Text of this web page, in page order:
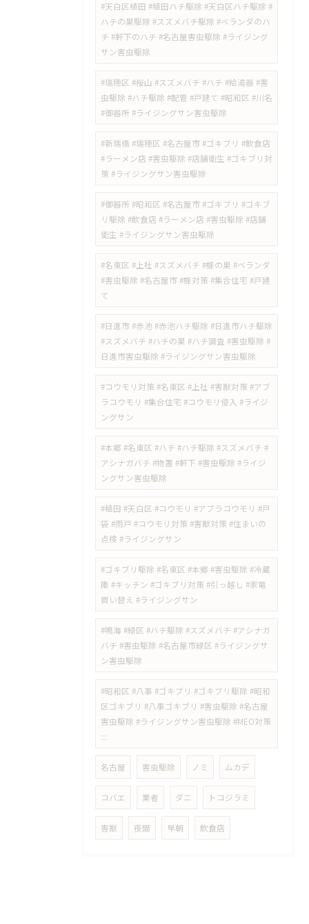
#天白区植田 #植田ハチ駆除 #天白区ハチ駆除 #
ハチの巣駆除 #スズメバチ駆除 #ベランダのハ
チ #軒下のハチ #名古屋害虫駆除 #ライジング
サン害虫駆除
#瑞穂区 #桜山 #スズメバチ #ハチ #給湯器 #害
虫駆除 #ハチ駆除 #配管 #戸建て #昭和区 #川名
#御器所 #ライジングサン害虫駆除
#新瑞橋 #瑞穂区 #名古屋市 #ゴキブリ #飲食店
#ラーメン店 #害虫駆除 #店舗衛生 #ゴキブリ対
策 #ライジングサン害虫駆除
#御器所 #昭和区 #名古屋市 #ゴキブリ #ゴキブ
リ駆除 #飲食店 #ラーメン店 #害虫駆除 #店舗
衛生 #ライジングサン害虫駆除
#名東区 #上社 #スズメバチ #蜂の巣 #ベランダ
#害虫駆除 #名古屋市 #蜂対策 #集合住宅 #戸建
て
#日進市 #赤池 #赤池ハチ駆除 #日進市ハチ駆除
#スズメバチ #ハチの巣 #ハチ調査 #害虫駆除 #
日進市害虫駆除 #ライジングサン害虫駆除
#コウモリ対策 #名東区 #上社 #害獣対策 #アブ
ラコウモリ #集合住宅 #コウモリ侵入 #ライジ
ングサン
#本郷 #名東区 #ハチ #ハチ駆除 #スズメバチ #
アシナガバチ #物置 #軒下 #害虫駆除 #ライジ
ングサン害虫駆除
#植田 #天白区 #コウモリ #アブラコウモリ #戸
袋 #雨戸 #コウモリ対策 #害獣対策 #住まいの
点検 #ライジングサン
#ゴキブリ駆除 #名東区 #本郷 #害虫駆除 #冷蔵
庫 #キッチン #ゴキブリ対策 #引っ越し #家電
買い替え #ライジングサン
#鳴海 #緑区 #ハチ駆除 #スズメバチ #アシナガ
バチ #害虫駆除 #名古屋市緑区 #ライジングサ
ン害虫駆除
#昭和区 #八事 #ゴキブリ #ゴキブリ駆除 #昭和
区ゴキブリ #八事ゴキブリ #害虫駆除 #名古屋
害虫駆除 #ライジングサン害虫駆除 #MEO対策
:::
名古屋 害虫駆除 ノミ ムカデ
コバエ 業者 ダニ トコジラミ
害獣 夜間 早朝 飲食店